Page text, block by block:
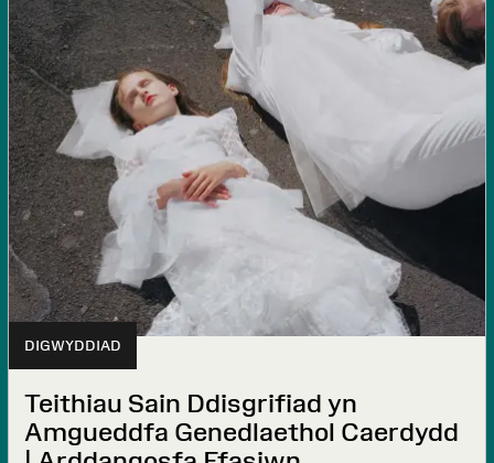
DIGWYDDIAD
Teithiau Sain Ddisgrifiad yn
Amgueddfa Genedlaethol Caerdydd